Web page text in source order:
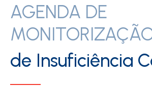
AGENDA DE
de Insuficiência